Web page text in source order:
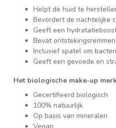
Helpt de huid te
Bevordert de nachtelijke
Geeft een
Bevat
Inclusief spatel om
Geeft een gevoede en
Het biologische make-up
Gecertifieerd biologisch
100% natuurlijk
Op basis van mineralen